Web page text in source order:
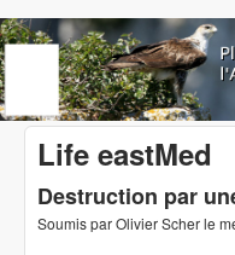
Aller
Life eastMed
Destruction par
Soumis parOlivier Scherle